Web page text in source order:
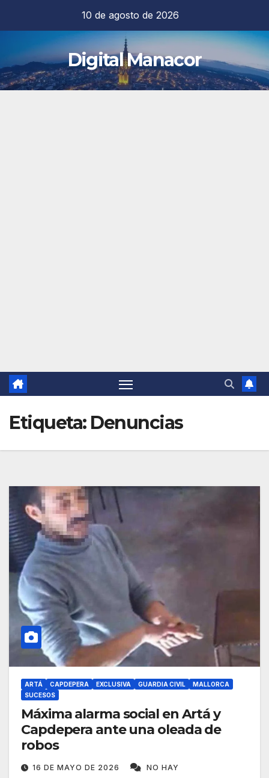
contenido
10 de agosto de 2026
Digital Manacor
Etiqueta: Denuncias
ARTÁ CAPDEPERA EXCLUSIVA GUARDIA CIVIL
MALLORCA
SUCESOS
Máxima alarma social en Artá y
Capdepera ante una oleada de
robos
16 DE MAYO DE 2026
NO HAY